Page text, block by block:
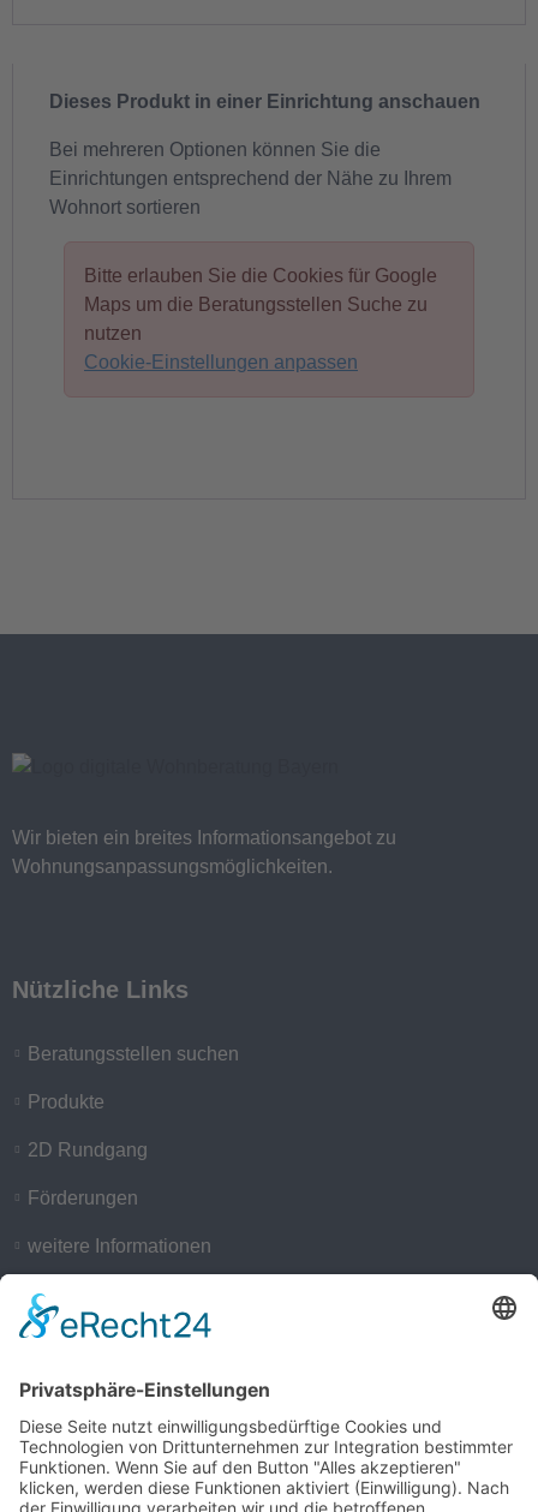
Dieses Produkt in einer Einrichtung anschauen
Bei mehreren Optionen können Sie die
Einrichtungen entsprechend der Nähe zu Ihrem
Wohnort sortieren
Bitte erlauben Sie die Cookies für Google
Maps um die Beratungsstellen Suche zu
nutzen
Cookie-Einstellungen anpassen
Wir bieten ein breites Informationsangebot zu
Wohnungsanpassungsmöglichkeiten.
Nützliche Links
Beratungsstellen suchen
Produkte
2D Rundgang
Förderungen
weitere Informationen